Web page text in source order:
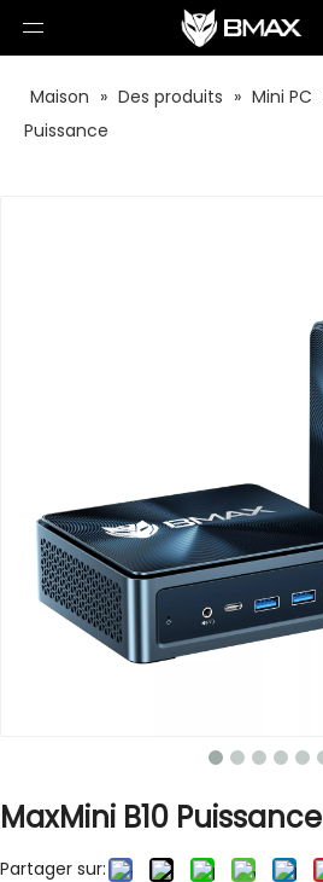
Maison » Des produits » Mini PC
Puissance
MaxMini B10 Puissance
Partager sur: